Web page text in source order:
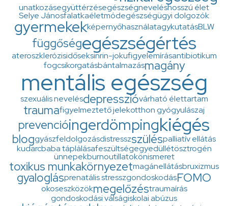
unatkozásegyüttérzésegészségneveléshosszú élet
Selye Jánosfalatkaéletmódegészségügyi dolgozók
gyermekekképernyőhasználatagykutatásBLW
függőségegészségértés
ateroszklerózisidőseksinrin-jokufigyelemírásantibiotikum
fogcsikorgatásbántalmazásmagány
mentális egészség
szexuális nevelésdepresszióvárható élettartam
traumafigyelmeztető jelekotthon gyógyulászaj
prevencióingerdömpingkiégés
bloggyászfeldolgozásdistresszszüléspalliatív ellátás
kudarcbaba táplálásafeszültségegyedüllétösztrogén
ünnepekburnoutillatokönismeret
toxikus munkakörnyezetmagánellátásbruxizmus
gyaloglásprenatális stresszgondoskodásFOMO
okoseszközökmegelőzéstraumaírás
gondoskodási válságiskolai abúzus